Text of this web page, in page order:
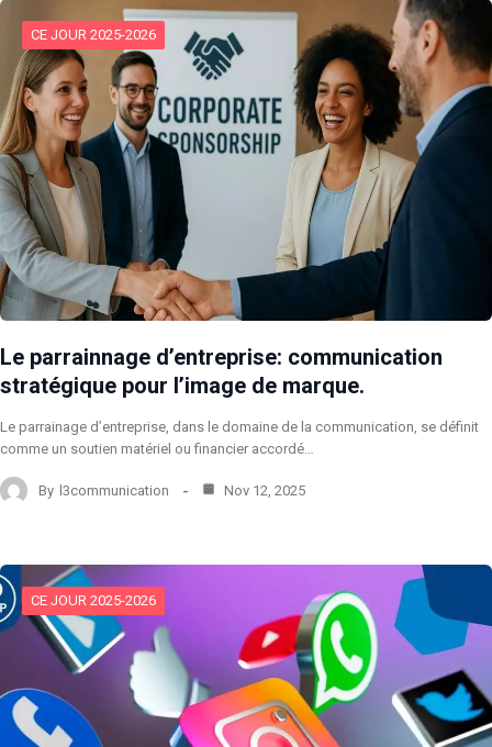
CE JOUR 2025-2026
Le parrainnage d’entreprise: communication
stratégique pour l’image de marque.
Le parrainage d’entreprise, dans le domaine de la communication, se définit
comme un soutien matériel ou financier accordé…
By l3communication Nov 12, 2025
CE JOUR 2025-2026